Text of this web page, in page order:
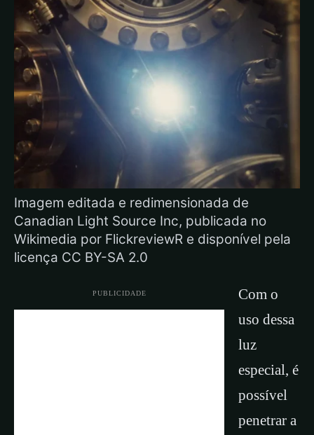
Imagem editada e redimensionada de
Canadian Light Source Inc, publicada no
Wikimedia por FlickreviewR e disponível pela
licença CC BY-SA 2.0
PUBLICIDADE
Com o
uso dessa
luz
especial, é
possível
penetrar a